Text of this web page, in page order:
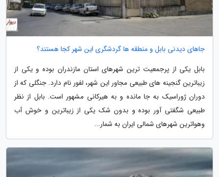
جاهای دیدنی بابل و منطقه ها گردشگری این شهر کجا هستند؟
بابل یکی از پرجمعیت ترین شهرهای استان مازندران بوده و یکی از
زیباترین گنجینه های طبیعی مجاور این شهر، لفور نام دارد. جنگلی که از
دوران ژوراسیک به جا مانده و به هیرکانی مشهور است. بابل از نظر
طبیعی شگفتی آور بوده و بدون شک یکی از زیباترین و خوش آب
وهواترین شهرهای شمالی ایران به شمار...